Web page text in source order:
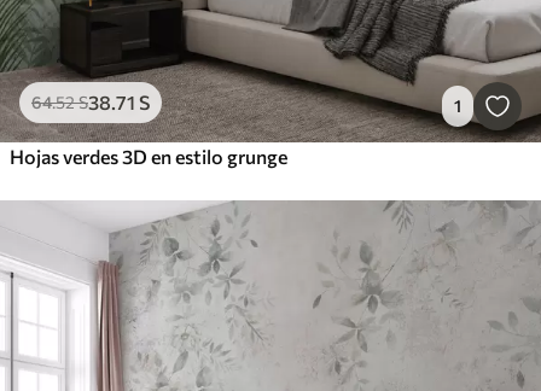
64.52S38.71 S 1
Hojas verdes 3D en estilo grunge